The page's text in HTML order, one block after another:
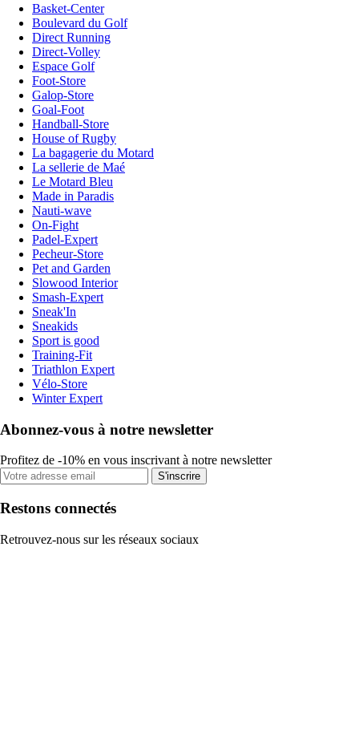
Basket-Center
Boulevard du Golf
Direct Running
Direct-Volley
Espace Golf
Foot-Store
Galop-Store
Goal-Foot
Handball-Store
House of Rugby
La bagagerie du Motard
La sellerie de Maé
Le Motard Bleu
Made in Paradis
Nauti-wave
On-Fight
Padel-Expert
Pecheur-Store
Pet and Garden
Slowood Interior
Smash-Expert
Sneak'In
Sneakids
Sport is good
Training-Fit
Triathlon Expert
Vélo-Store
Winter Expert
Abonnez-vous à notre newsletter
Profitez de -10% en vous inscrivant à notre newsletter
S'inscrire
Restons connectés
Retrouvez-nous sur les réseaux sociaux